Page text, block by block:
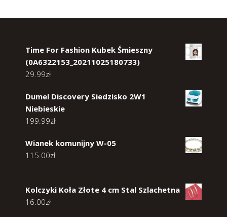
Time For Fashion Kubek Śmieszny
(0A6322153_20211025180733)
29.99zł
Dumel Discovery Siedzisko 2W1
Niebieskie
199.99zł
Wianek komunijny W-05
115.00zł
Kolczyki Koła Złote 4 cm Stal Szlachetna
16.00zł